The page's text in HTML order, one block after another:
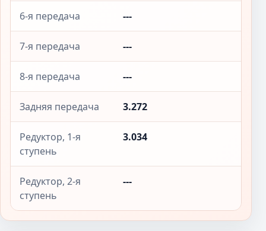
6-я передача ---
7-я передача ---
8-я передача ---
Задняя передача 3.272
Редуктор, 1-я
ступень
3.034
Редуктор, 2-я
ступень
---